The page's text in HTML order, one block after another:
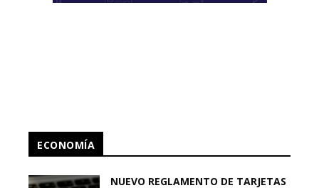
ECONOMÍA
NUEVO REGLAMENTO DE TARJETAS